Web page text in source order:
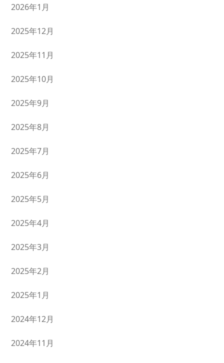
2026年1月
2025年12月
2025年11月
2025年10月
2025年9月
2025年8月
2025年7月
2025年6月
2025年5月
2025年4月
2025年3月
2025年2月
2025年1月
2024年12月
2024年11月